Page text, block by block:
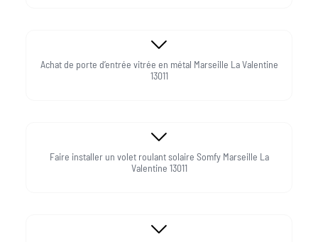
Achat de porte d’entrée vitrée en métal Marseille La Valentine
13011
Faire installer un volet roulant solaire Somfy Marseille La
Valentine 13011